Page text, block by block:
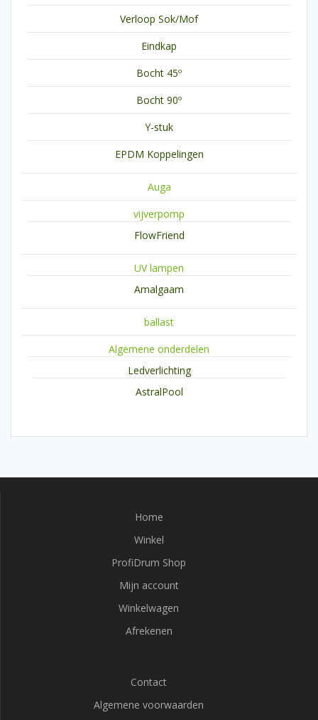
Verloop Sok/Mof
Eindkap
Bocht 45º
Bocht 90º
Y-stuk
EPDM Koppelingen
Auga
vijverpomp
FlowFriend
UV lampen
Amalgaam
ballast
Algemene onderdelen
Ledverlichting
AstralPool
Home
Winkel
ProfiDrum Shop
Mijn account
Winkelwagen
Afrekenen
Contact
Algemene voorwaarden